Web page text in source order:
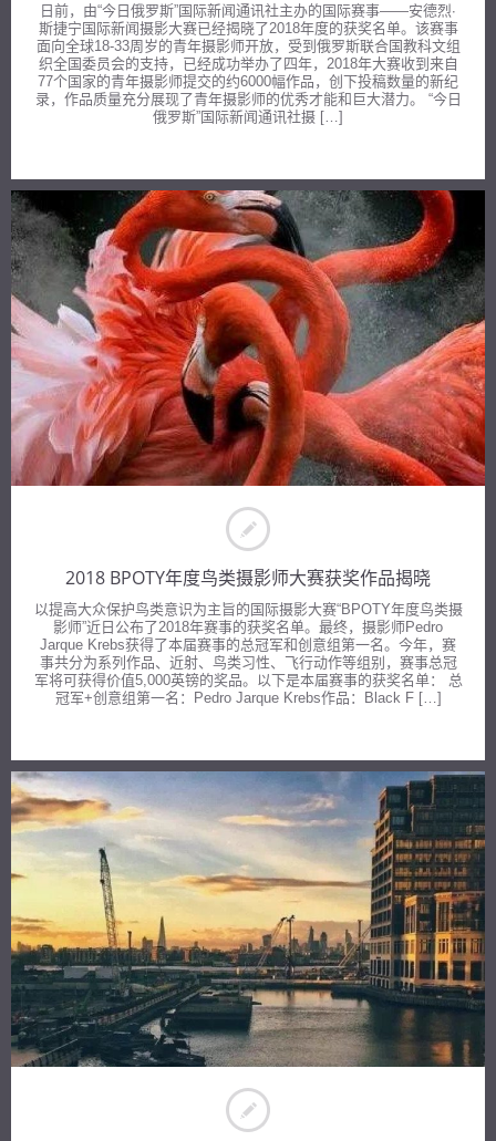
日前，由“今日俄罗斯”国际新闻通讯社主办的国际赛事——安德烈∙
斯捷宁国际新闻摄影大赛已经揭晓了2018年度的获奖名单。该赛事
面向全球18-33周岁的青年摄影师开放，受到俄罗斯联合国教科文组
织全国委员会的支持，已经成功举办了四年，2018年大赛收到来自
77个国家的青年摄影师提交的约6000幅作品，创下投稿数量的新纪
录，作品质量充分展现了青年摄影师的优秀才能和巨大潜力。 “今日
俄罗斯”国际新闻通讯社摄 […]
2018 BPOTY年度鸟类摄影师大赛获奖作品揭晓
以提高大众保护鸟类意识为主旨的国际摄影大赛“BPOTY年度鸟类摄
影师”近日公布了2018年赛事的获奖名单。最终，摄影师Pedro
Jarque Krebs获得了本届赛事的总冠军和创意组第一名。今年，赛
事共分为系列作品、近射、鸟类习性、飞行动作等组别，赛事总冠
军将可获得价值5,000英镑的奖品。以下是本届赛事的获奖名单： 总
冠军+创意组第一名：Pedro Jarque Krebs作品：Black F […]